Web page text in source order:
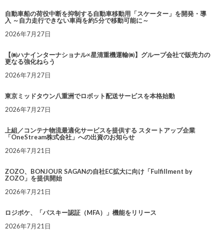
自動車船の荷役中断を抑制する自動車移動用「スケーター」を開発・導
入 ～自力走行できない車両を約5分で移動可能に～
2026年7月27日
【㈱ハナインターナショナル×星清重機運輸㈱】グループ会社で販売力の
更なる強化ねらう
2026年7月27日
東京ミッドタウン八重洲でロボット配送サービスを本格始動
2026年7月27日
上組／コンテナ物流最適化サービスを提供する スタートアップ企業
「OneStream株式会社」への出資のお知らせ
2026年7月21日
ZOZO、BONJOUR SAGANの自社EC拡大に向け「Fulfillment by
ZOZO」を提供開始
2026年7月21日
ロジポケ、「パスキー認証（MFA）」機能をリリース
2026年7月21日